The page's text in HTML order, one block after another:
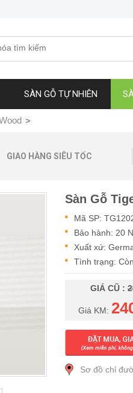
SÀN GỖ TỰ NHIÊN
GIAO HÀNG SIÊU TỐC
Sàn Gỗ
Mã SP:
Bảo hành: 20
Xuất xứ:
Tình trạng:
GIÁ CŨ :
Giá KM:
Sơ đồ chỉ